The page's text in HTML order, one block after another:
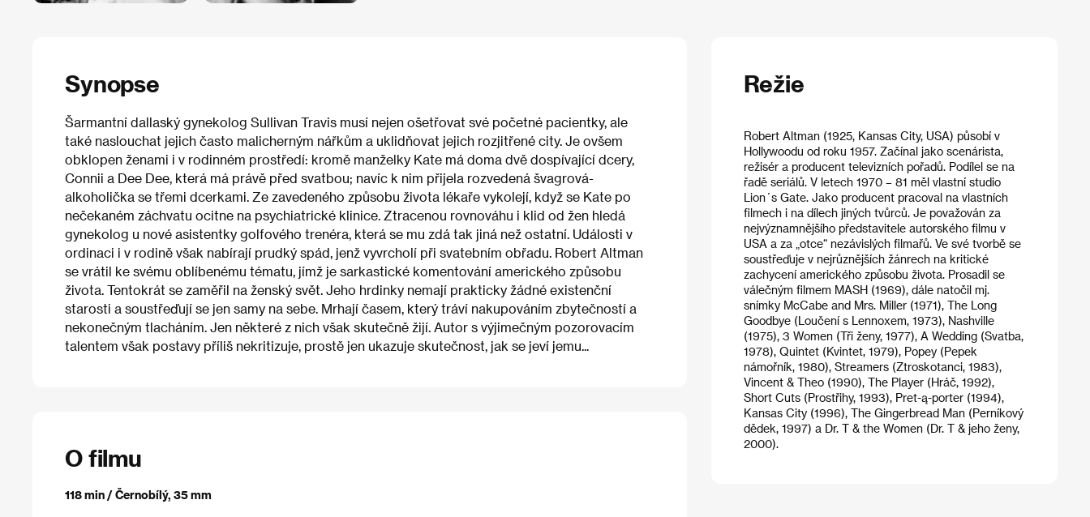
Synopse
Šarmantní dallaský gynekolog Sullivan Travis musí nejen ošetřovat své početné pacientky, ale
také naslouchat jejich často malicherným nářkům a uklidňovat jejich rozjitřené city. Je ovšem
obklopen ženami i v rodinném prostředí: kromě manželky Kate má doma dvě dospívající dcery,
Connii a Dee Dee, která má právě před svatbou; navíc k nim přijela rozvedená švagrová-
alkoholička se třemi dcerkami. Ze zavedeného způsobu života lékaře vykolejí, když se Kate po
nečekaném záchvatu ocitne na psychiatrické klinice. Ztracenou rovnováhu i klid od žen hledá
gynekolog u nové asistentky golfového trenéra, která se mu zdá tak jiná než ostatní. Události v
ordinaci i v rodině však nabírají prudký spád, jenž vyvrcholí při svatebním obřadu. Robert Altman
se vrátil ke svému oblíbenému tématu, jímž je sarkastické komentování amerického způsobu
života. Tentokrát se zaměřil na ženský svět. Jeho hrdinky nemají prakticky žádné existenční
starosti a soustřeďují se jen samy na sebe. Mrhají časem, který tráví nakupováním zbytečností a
nekonečným tlacháním. Jen některé z nich však skutečně žijí. Autor s výjimečným pozorovacím
talentem však postavy příliš nekritizuje, prostě jen ukazuje skutečnost, jak se jeví jemu...
O filmu
118 min / Černobílý, 35 mm
Režie
Robert Altman (1925, Kansas City, USA) působí v
Hollywoodu od roku 1957. Začínal jako scenárista,
režisér a producent televizních pořadů. Podílel se na
řadě seriálů. V letech 1970 – 81 měl vlastní studio
Lion´s Gate. Jako producent pracoval na vlastních
filmech i na dílech jiných tvůrců. Je považován za
nejvýznamnějšího představitele autorského filmu v
USA a za „otce“ nezávislých filmařů. Ve své tvorbě se
soustřeďuje v nejrůznějších žánrech na kritické
zachycení amerického způsobu života. Prosadil se
válečným filmem MASH (1969), dále natočil mj.
snímky McCabe and Mrs. Miller (1971), The Long
Goodbye (Loučení s Lennoxem, 1973), Nashville
(1975), 3 Women (Tři ženy, 1977), A Wedding (Svatba,
1978), Quintet (Kvintet, 1979), Popey (Pepek
námořník, 1980), Streamers (Ztroskotanci, 1983),
Vincent & Theo (1990), The Player (Hráč, 1992),
Short Cuts (Prostřihy, 1993), Pret-ą-porter (1994),
Kansas City (1996), The Gingerbread Man (Perníkový
dědek, 1997) a Dr. T & the Women (Dr. T & jeho ženy,
2000).